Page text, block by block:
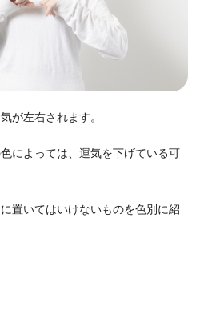
が左右されます。
によっては、運気を下げている可
置いてはいけないものを色別に紹